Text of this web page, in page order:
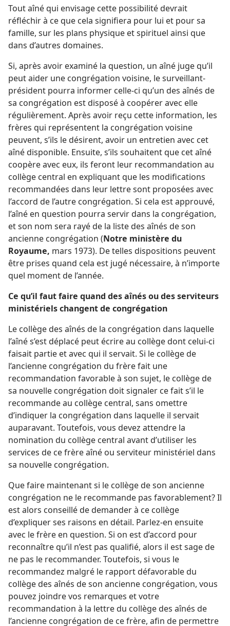
Tout aîné qui envisage cette possibilité devrait
réfléchir à ce que cela signifiera pour lui et pour sa
famille, sur les plans physique et spirituel ainsi que
dans d’autres domaines.
Si, après avoir examiné la question, un aîné juge qu’il
peut aider une congrégation voisine, le surveillant-
président pourra informer celle-ci qu’un des aînés de
sa congrégation est disposé à coopérer avec elle
régulièrement. Après avoir reçu cette information, les
frères qui représentent la congrégation voisine
peuvent, s’ils le désirent, avoir un entretien avec cet
aîné disponible. Ensuite, s’ils souhaitent que cet aîné
coopère avec eux, ils feront leur recommandation au
collège central en expliquant que les modifications
recommandées dans leur lettre sont proposées avec
l’accord de l’autre congrégation. Si cela est approuvé,
l’aîné en question pourra servir dans la congrégation,
et son nom sera rayé de la liste des aînés de son
ancienne congrégation (Notre ministère du
Royaume, mars 1973). De telles dispositions peuvent
être prises quand cela est jugé nécessaire, à n’importe
quel moment de l’année.
Ce qu’il faut faire quand des aînés ou des serviteurs
ministériels changent de congrégation
Le collège des aînés de la congrégation dans laquelle
l’aîné s’est déplacé peut écrire au collège dont celui-ci
faisait partie et avec qui il servait. Si le collège de
l’ancienne congrégation du frère fait une
recommandation favorable à son sujet, le collège de
sa nouvelle congrégation doit signaler ce fait s’il le
recommande au collège central, sans omettre
d’indiquer la congrégation dans laquelle il servait
auparavant. Toutefois, vous devez attendre la
nomination du collège central avant d’utiliser les
services de ce frère aîné ou serviteur ministériel dans
sa nouvelle congrégation.
Que faire maintenant si le collège de son ancienne
congrégation ne le recommande pas favorablement? Il
est alors conseillé de demander à ce collège
d’expliquer ses raisons en détail. Parlez-​en ensuite
avec le frère en question. Si on est d’accord pour
reconnaître qu’il n’est pas qualifié, alors il est sage de
ne pas le recommander. Toutefois, si vous le
recommandez malgré le rapport défavorable du
collège des aînés de son ancienne congrégation, vous
pouvez joindre vos remarques et votre
recommandation à la lettre du collège des aînés de
l’ancienne congrégation de ce frère, afin de permettre